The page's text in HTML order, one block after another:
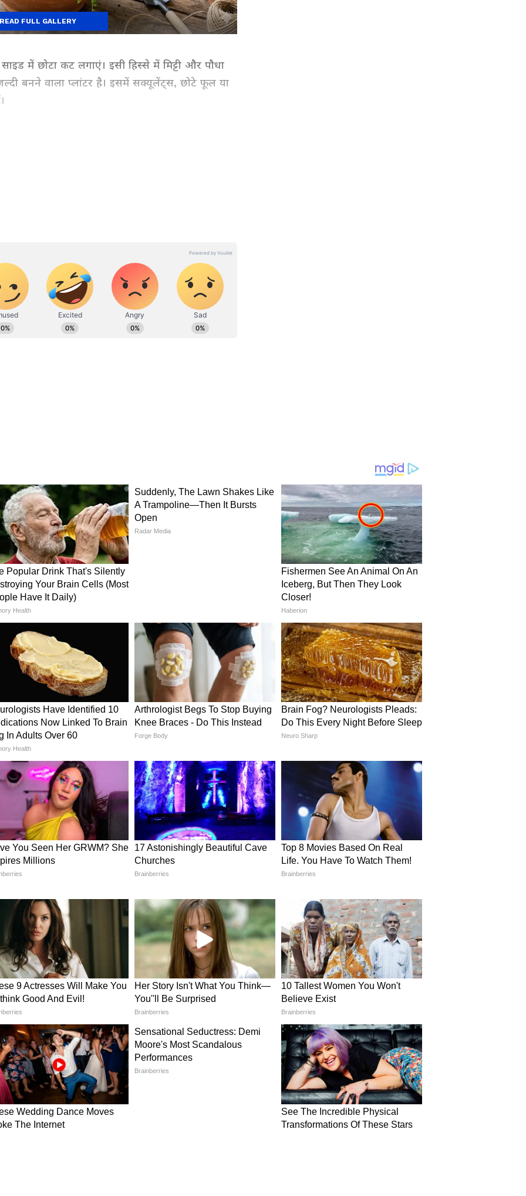
में छोटा कट लगाएं। इसी हिस्से में मिट्टी और पौधा
बनने वाला प्लांटर है। इसमें सक्यूलेंट्स, छोटे फूल या
डेस्क या स्टडी टेबल पर रखा जा सकता है। इसमें छोटे
कम जगह में हरियाली जोड़ने का स्मार्ट तरीका है
तो गुल्लक को हैंगिंग प्लांटर में बदल सकते हैं। इसके
की रस्सी डालकर टांग दें। इसमें मनी प्लांट या
लगते हैं।
FULL GALLERY